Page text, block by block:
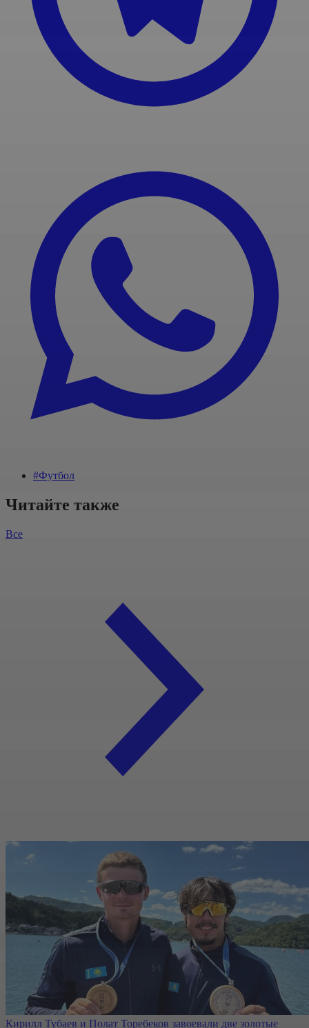
#Футбол
Читайте также
Все
Кирилл Тубаев и Полат Торебеков завоевали две золотые